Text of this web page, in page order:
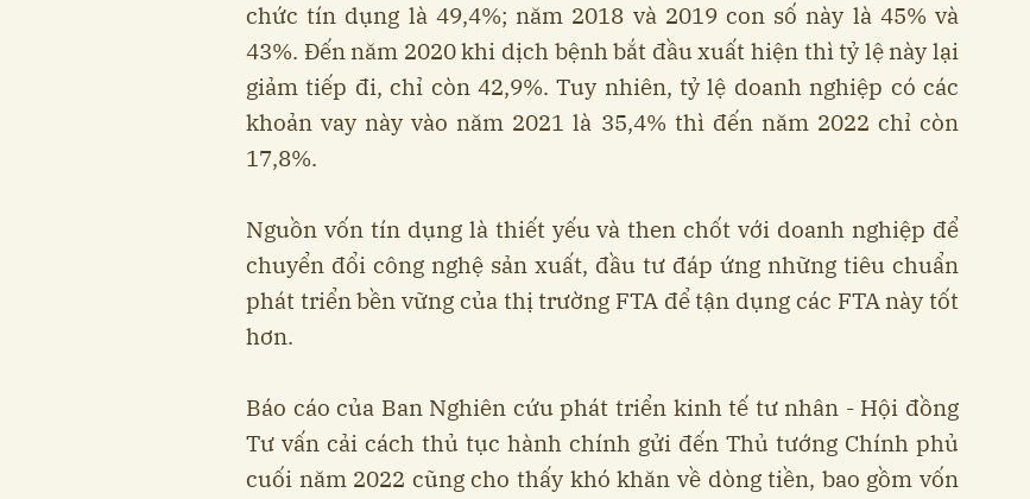
chức tín dụng là 49,4%; năm 2018 và 2019 con số này là 45% và
43%. Đến năm 2020 khi dịch bệnh bắt đầu xuất hiện thì tỷ lệ này lại
giảm tiếp đi, chỉ còn 42,9%. Tuy nhiên, tỷ lệ doanh nghiệp có các
khoản vay này vào năm 2021 là 35,4% thì đến năm 2022 chỉ còn
17,8%.
Nguồn vốn tín dụng là thiết yếu và then chốt với doanh nghiệp để
chuyển đổi công nghệ sản xuất, đầu tư đáp ứng những tiêu chuẩn
phát triển bền vững của thị trường FTA để tận dụng các FTA này tốt
hơn.
Báo cáo của Ban Nghiên cứu phát triển kinh tế tư nhân - Hội đồng
Tư vấn cải cách thủ tục hành chính gửi đến Thủ tướng Chính phủ
cuối năm 2022 cũng cho thấy khó khăn về dòng tiền, bao gồm vốn